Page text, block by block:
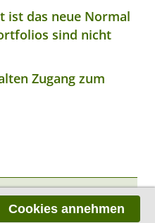
ist das neue Normal
sind nicht
Zugang zum
Herbst
Cookies annehmen